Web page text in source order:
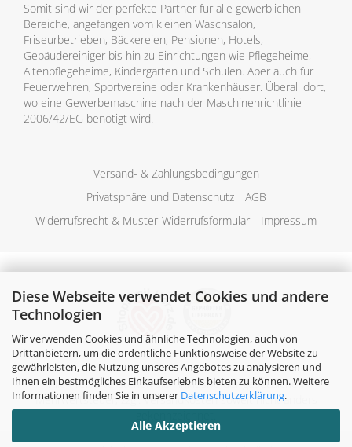
Diese Webseite verwendet Cookies und andere
Technologien
Wir verwenden Cookies und ähnliche Technologien, auch von
Drittanbietern, um die ordentliche Funktionsweise der Website zu
gewährleisten, die Nutzung unseres Angebotes zu analysieren und
Ihnen ein bestmögliches Einkaufserlebnis bieten zu können. Weitere
Informationen finden Sie in unserer Datenschutzerklärung.
Alle Akzeptieren
Somit sind wir der perfekte Partner für alle gewerblichen
Bereiche, angefangen vom kleinen Waschsalon,
Friseurbetrieben, Bäckereien, Pensionen, Hotels,
Gebäudereiniger bis hin zu Einrichtungen wie Pflegeheime,
Altenpflegeheime, Kindergärten und Schulen. Aber auch für
Feuerwehren, Sportvereine oder Krankenhäuser. Überall dort,
wo eine Gewerbemaschine nach der Maschinenrichtlinie
2006/42/EG benötigt wird.
Versand- & Zahlungsbedingungen
Privatsphäre und Datenschutz
AGB
Widerrufsrecht & Muster-Widerrufsformular
Impressum
Alle Preise verstehen sich inklusive der gesetzlichen
Mehrwertsteuer, zzgl.Versandkostensoweit nicht anders